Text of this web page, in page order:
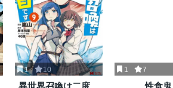
1 10
異世界召喚は二度目
1 7
性食鬼